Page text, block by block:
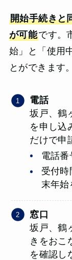
開始手続きと
が可能です。
始」と「使用
とができます。
電話
坂戸、鶴
を申し込
だけで申
電話
受付
末年始
窓口
坂戸、鶴
きをおこ
を確認し